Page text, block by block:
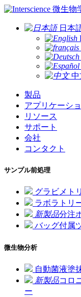
微生物
日本
中
製品
アプリケーシ
リソース
サポート
会社
コンタクト
サンプル前処理
グラビメト
ラボラトリ
新製品分注
バッグ付属
微生物分析
自動菌液塗
新製品コロ
ー